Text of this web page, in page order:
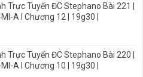
Trực Tuyến ĐC Stephano Bài 221 |
A I Chương 12 | 19g30 |
Trực Tuyến ĐC Stephano Bài 220 |
A I Chương 10 | 19g30 |